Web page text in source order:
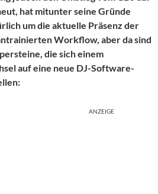
hat mitunter seine Gründe
um die aktuelle Präsenz der
Workflow, aber da sind
die sich einem
auf eine neue DJ-Software-
ANZEIGE